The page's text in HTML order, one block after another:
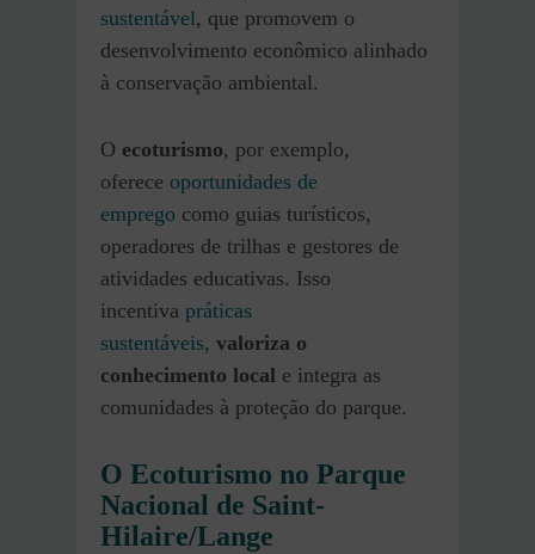
sustentável, que promovem o
desenvolvimento econômico alinhado
à conservação ambiental.
O ecoturismo, por exemplo,
oferece oportunidades de
emprego como guias turísticos,
operadores de trilhas e gestores de
atividades educativas. Isso
incentiva práticas
sustentáveis, valoriza o
conhecimento local e integra as
comunidades à proteção do parque.
O Ecoturismo no Parque
Nacional de Saint-
Hilaire/Lange